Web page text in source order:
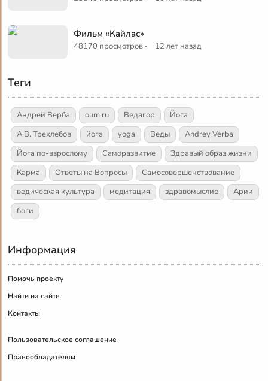
Фильм «Кайлас»
48170 просмотров · 12 лет назад
Теги
Андрей Верба oum.ru Ведагор
Йога
А.В. Трехлебов
йога yoga Веды
Andrey Verba
Йога по-взрослому
Саморазвитие
Здравый образ жизни
Карма
Ответы на Вопросы
Самосовершенствование
ведическая культура
медитация здравомыслие
Арии
боги
Информация
Помочь проекту
Найти на сайте
Контакты
Пользовательское соглашение
Правообладателям